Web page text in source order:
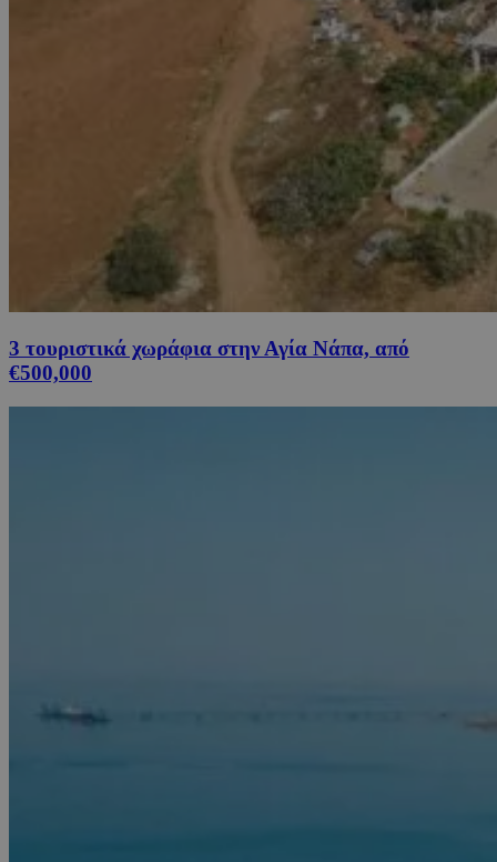
3 τουριστικά χωράφια στην Αγία Νάπα, από
€500,000